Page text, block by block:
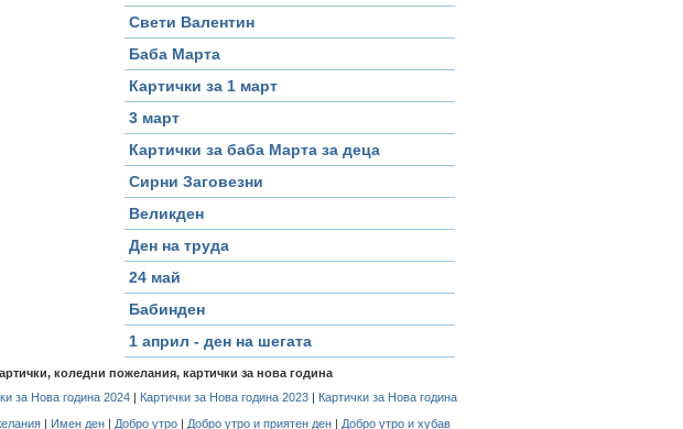
Свети Валентин
Баба Марта
Картички за 1 март
3 март
Картички за баба Марта за деца
Сирни Заговезни
Великден
Ден на труда
24 май
Бабинден
1 април - ден на шегата
коледни пожелания, картички за нова година
за Нова година 2024| Картички за Нова година 2023| Картички за Нова година
| Имен ден| Добро утро| Добро утро и приятен ден| Добро утро и хубав